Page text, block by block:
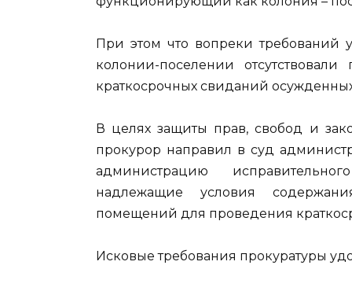
При этом что вопреки требований
колонии-поселении
краткосрочных свиданий
В целях защиты прав, свобод и
прокурор направил в суд
администрацию
надлежащие условия
помещений для проведения
Исковые требования прокуратуры